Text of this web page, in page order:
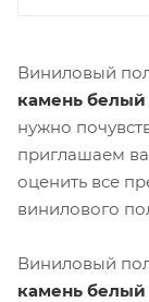
Виниловый
камень белый
нужно
приглашаем
оценить все
винилового
Виниловый
камень белый